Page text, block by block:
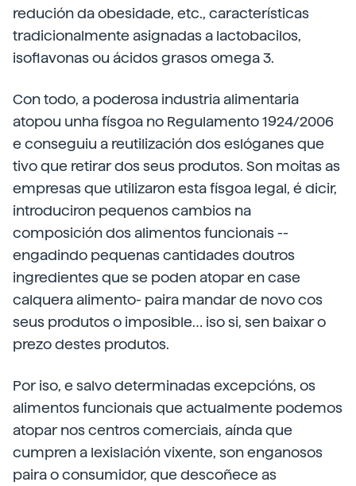
redución da obesidade, etc., características
tradicionalmente asignadas a lactobacilos,
isoflavonas ou ácidos grasos omega 3.
Con todo, a poderosa industria alimentaria
atopou unha físgoa no Regulamento 1924/2006
e conseguiu a reutilización dos eslóganes que
tivo que retirar dos seus produtos. Son moitas as
empresas que utilizaron esta físgoa legal, é dicir,
introduciron pequenos cambios na
composición dos alimentos funcionais --
engadindo pequenas cantidades doutros
ingredientes que se poden atopar en case
calquera alimento- paira mandar de novo cos
seus produtos o imposible… iso si, sen baixar o
prezo destes produtos.
Por iso, e salvo determinadas excepcións, os
alimentos funcionais que actualmente podemos
atopar nos centros comerciais, aínda que
cumpren a lexislación vixente, son enganosos
paira o consumidor, que descoñece as